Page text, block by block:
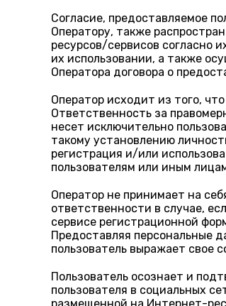
Согласие, предоставляемое
Оператору, также
ресурсов/сервисов согласно
их использовании, а также
Оператора договора о
Оператор исходит из того,
Ответственность за
несет исключительно
такому установлению
регистрация и/или
пользователям или иным
Оператор не принимает на
ответственности в случае,
сервисе регистрационной
Предоставляя персональные
пользователь выражает свое
Пользователь осознает и
пользователя в социальных